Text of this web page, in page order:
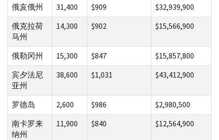
俄亥俄州 31,400 $909
$32,939,900
俄克拉荷
马州
14,300 $902 $15,566,900
俄勒冈州 15,300 $847
$15,857,800
宾夕法尼
亚州
38,600 $1,031 $43,412,900
罗德岛 2,600 $986
$2,980,500
南卡罗来
纳州
11,900 $840 $12,564,900